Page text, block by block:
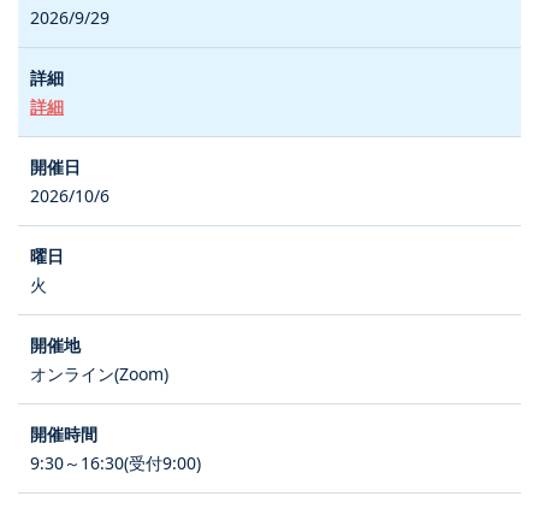
2026/9/29
詳細
2026/10/6
火
オンライン(Zoom)
9:30～16:30(受付9:00)